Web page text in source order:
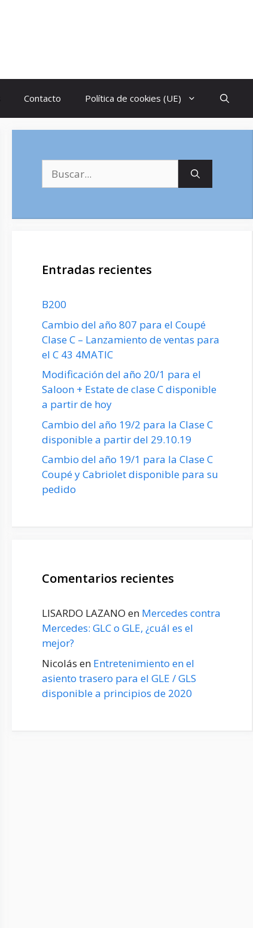
Contacto Política de cookies (UE)
Entradas recientes
B200
Cambio del año 807 para el Coupé
Clase C – Lanzamiento de ventas para
el C 43 4MATIC
Modificación del año 20/1 para el
Saloon + Estate de clase C disponible
a partir de hoy
Cambio del año 19/2 para la Clase C
disponible a partir del 29.10.19
Cambio del año 19/1 para la Clase C
Coupé y Cabriolet disponible para su
pedido
Comentarios recientes
LISARDO LAZANO en Mercedes contra
Mercedes: GLC o GLE, ¿cuál es el
mejor?
Nicolás en Entretenimiento en el
asiento trasero para el GLE / GLS
disponible a principios de 2020